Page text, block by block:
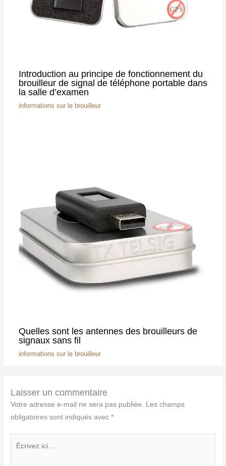
Introduction au principe de fonctionnement du
brouilleur de signal de téléphone portable dans
la salle d’examen
informations sur le brouilleur
Quelles sont les antennes des brouilleurs de
signaux sans fil
informations sur le brouilleur
Laisser un commentaire
Votre adresse e-mail ne sera pas publiée.
Les champs
obligatoires sont indiqués avec*